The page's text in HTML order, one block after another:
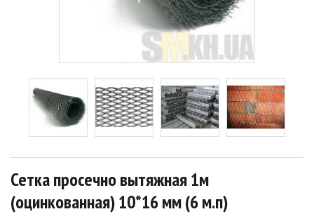
Сетка просечно вытяжная 1м
(оцинкованная) 10*16 мм (6 м.п)